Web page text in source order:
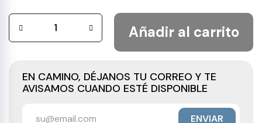
Añadir al carrito
EN CAMINO, DÉJANOS TU CORREO Y TE
AVISAMOS CUANDO ESTÉ DISPONIBLE
ENVIAR